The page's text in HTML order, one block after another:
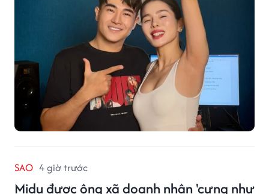
SAO 4 giờ trước
Midu được ông xã doanh nhân 'cưng như